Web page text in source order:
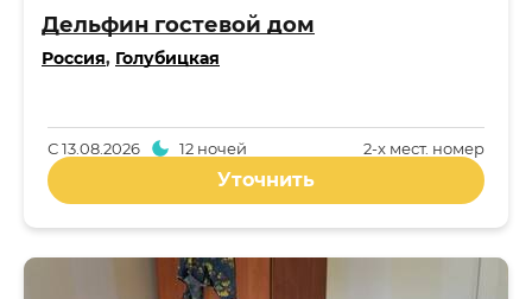
Дельфин гостевой дом
Россия, Голубицкая
2-x мест. номер
С13.08.2026 12 ночей
Уточнить